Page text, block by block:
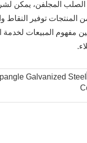
المنتجات توفير النقاط
المبيعات لخدمة